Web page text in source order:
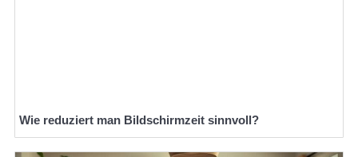
Wie reduziert man Bildschirmzeit sinnvoll?